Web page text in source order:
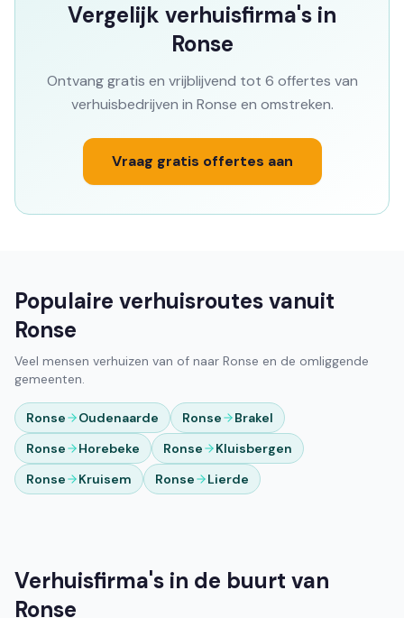
Vergelijk verhuisfirma's in
Ronse
Ontvang gratis en vrijblijvend tot 6 offertes van
verhuisbedrijven in Ronse en omstreken.
Vraag gratis offertes aan
Populaire verhuisroutes vanuit
Ronse
Veel mensen verhuizen van of naar Ronse en de omliggende
gemeenten.
Ronse Oudenaarde Ronse
Brakel
Ronse
Horebeke Ronse
Kluisbergen
Ronse
Kruisem Ronse Lierde
Verhuisfirma's in de buurt van
Ronse